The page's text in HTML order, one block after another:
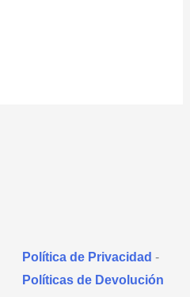
Política de Privacidad -
Políticas de Devolución